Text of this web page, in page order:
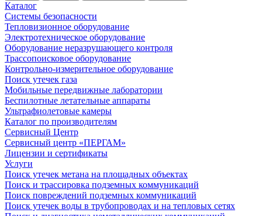
Каталог
Системы безопасности
Тепловизионное оборудование
Электротехническое оборудование
Оборудование неразрушающего контроля
Трассопоисковое оборудование
Контрольно-измерительное оборудование
Поиск утечек газа
Мобильные передвижные лаборатории
Беспилотные летательные аппараты
Ультрафиолетовые камеры
Каталог по производителям
Сервисный Центр
Сервисный центр «ПЕРГАМ»
Лицензии и сертификаты
Услуги
Поиск утечек метана на площадных объектах
Поиск и трассировка подземных коммуникаций
Поиск повреждений подземных коммуникаций
Поиск утечек воды в трубопроводах и на тепловых сетях